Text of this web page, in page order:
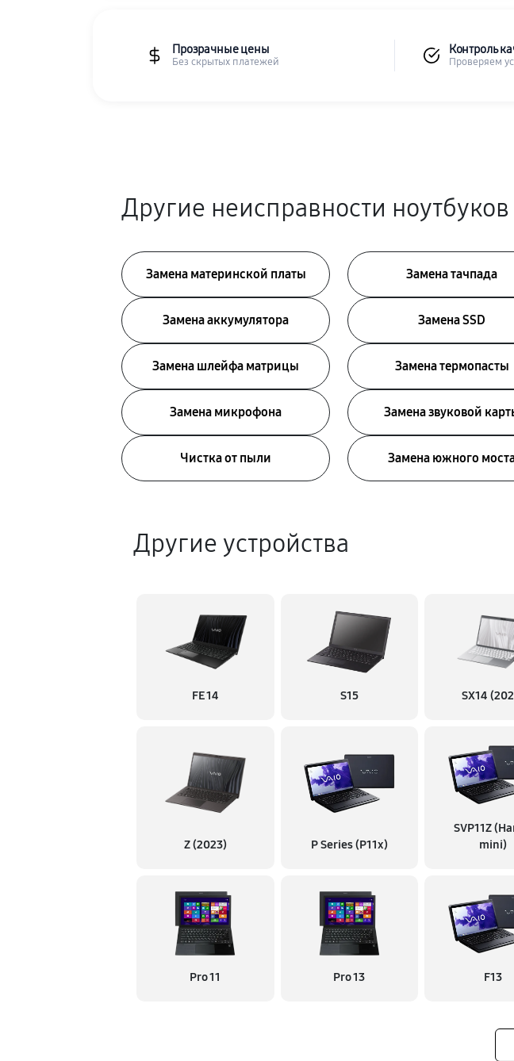
Прозрачные цены
Без скрытых платежей
Контроль
Проверяем
Другие неисправности
Замена материнской платы Замена тачпада
Замена аккумулятора Замена SSD
Замена шлейфа матрицы Замена термопасты
Замена микрофона Замена звуковой
Чистка от пыли Замена южного
Другие устройства
FE 14 S15 SX14
Z (2023) P Series (P11x)
SVP11Z
mini)
Pro 11 Pro 13 F13